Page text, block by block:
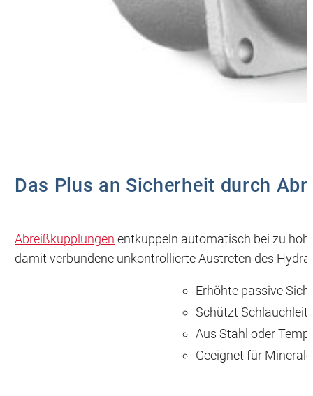
Das Plus an Sicherheit durch
Abreißkupplungen entkuppeln automatisch bei zu
damit verbundene unkontrollierte Austreten des
Erhöhte passive
Schützt
Aus Stahl oder
Geeignet für